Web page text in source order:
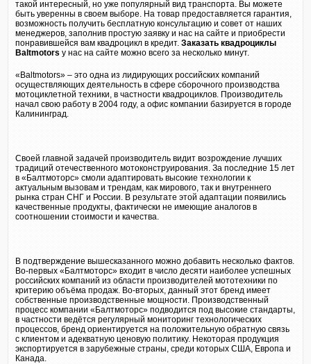
такой интересный, но уже популярный вид транспорта. Вы можете
быть уверенны в своем выборе. На товар предоставляется гарантия,
возможность получить бесплатную консультацию и совет от наших
менеджеров, заполнив простую заявку и нас на сайте и приобрести
понравившейся вам квадроцикл в кредит.Заказать квадроциклы
Baltmotors у нас на сайте можно всего за несколько минут.
«Baltmotors» – это одна из лидирующих российских компаний
осуществляющих деятельность в сфере сборочного производства
мотоциклетной техники, в частности квадроциклов. Производитель
начал свою работу в 2004 году, а офис компании базируется в городе
Калининград.
Своей главной задачей производитель видит возрождение лучших
традиций отечественного мотоконструирования. За последние 15 лет
в «Балтмоторс» смоли адаптировать высокие технологии к
актуальным вызовам и трендам, как мирового, так и внутреннего
рынка стран СНГ и России. В результате этой адаптации появились
качественные продукты, фактически не имеющие аналогов в
соотношении стоимости и качества.
В подтверждение вышесказанного можно добавить несколько фактов.
Во-первых «Балтмоторс» входит в число десяти наиболее успешных
российских компаний из области производителей мототехники по
критерию объёма продаж. Во-вторых, данный этот бренд имеет
собственные производственные мощности. Производственный
процесс компании «Балтмоторс» подводится под высокие стандарты,
в частности ведётся регулярный мониторинг технологических
процессов, бренд ориентируется на положительную обратную связь
с клиентом и адекватную ценовую политику. Некоторая продукция
экспортируется в зарубежные страны, среди которых США, Европа и
Канада.